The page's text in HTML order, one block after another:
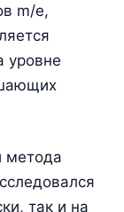
m/е,
уровне
метода
так и на